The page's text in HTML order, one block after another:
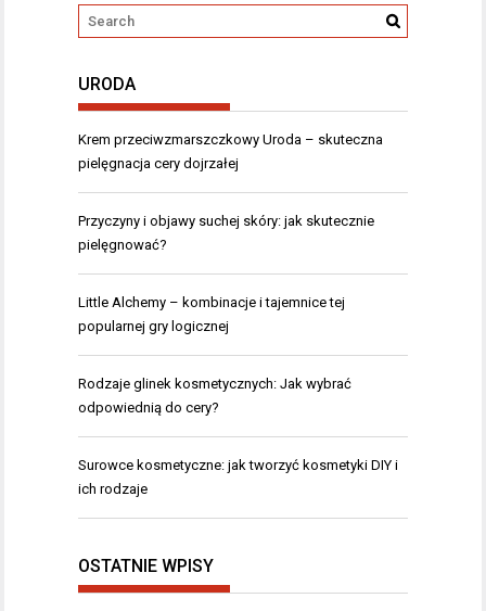
URODA
Krem przeciwzmarszczkowy Uroda – skuteczna
pielęgnacja cery dojrzałej
Przyczyny i objawy suchej skóry: jak skutecznie
pielęgnować?
Little Alchemy – kombinacje i tajemnice tej
popularnej gry logicznej
Rodzaje glinek kosmetycznych: Jak wybrać
odpowiednią do cery?
Surowce kosmetyczne: jak tworzyć kosmetyki DIY i
ich rodzaje
OSTATNIE WPISY